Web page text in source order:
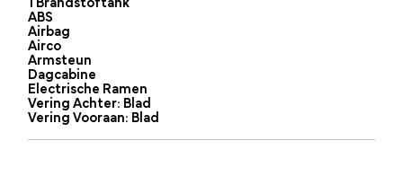
1 Brandstoftank
ABS
Airbag
Airco
Armsteun
Dagcabine
Electrische Ramen
Vering Achter: Blad
Vering Vooraan: Blad